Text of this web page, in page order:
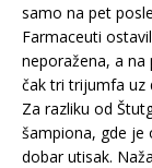
samo na pet
Farmaceuti
neporažena, a
čak tri trijumfa uz
Za razliku od
šampiona, gde je
dobar utisak.